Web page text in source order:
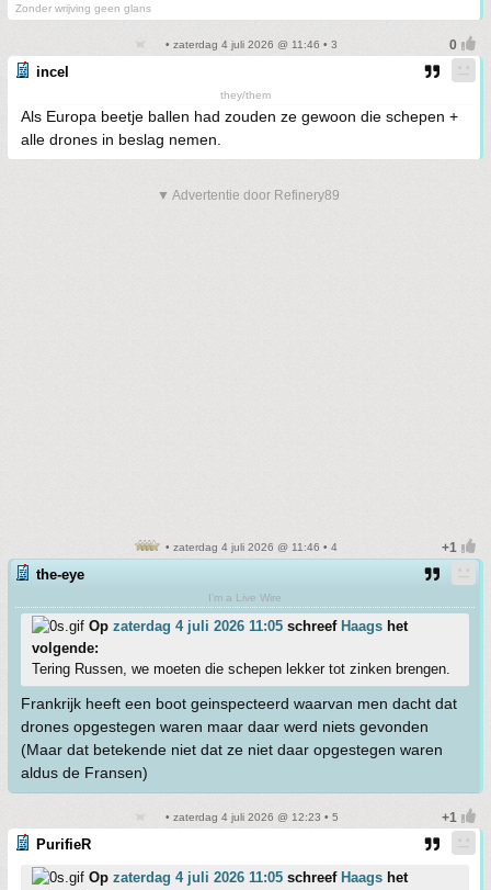
Zonder wrijving geen glans
• zaterdag 4 juli 2026 @ 11:46 • 3
incel
they/them
Als Europa beetje ballen had zouden ze gewoon die schepen +
alle drones in beslag nemen.
▼ Advertentie door Refinery89
• zaterdag 4 juli 2026 @ 11:46 • 4
the-eye
I'm a Live Wire
Op zaterdag 4 juli 2026 11:05 schreef Haags het
volgende:
Tering Russen, we moeten die schepen lekker tot zinken brengen.
Frankrijk heeft een boot geinspecteerd waarvan men dacht dat
drones opgestegen waren maar daar werd niets gevonden
(Maar dat betekende niet dat ze niet daar opgestegen waren
aldus de Fransen)
• zaterdag 4 juli 2026 @ 12:23 • 5
PurifieR
Op zaterdag 4 juli 2026 11:05 schreef Haags het